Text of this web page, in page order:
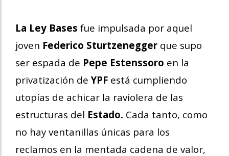
La Ley Bases fue impulsada por aquel
joven Federico Sturtzenegger que supo
ser espada de Pepe Estenssoro en la
privatización deYPF está cumpliendo
utopías de achicar la raviolera de las
estructuras del Estado. Cada tanto, como
no hay ventanillas únicas para los
reclamos en la mentada cadena de valor,